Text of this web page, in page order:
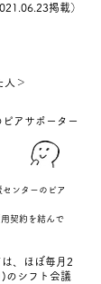
掲載）
、ほぼ毎月2
のシフト会議
人＞
アサポーター
ンターのピア
契約を結んで